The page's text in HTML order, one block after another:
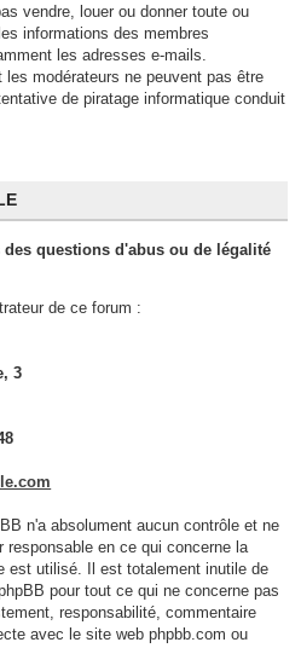
vendre, louer ou donner toute ou
informations des membres
les adresses e-mails.
les modérateurs ne peuvent pas être
de piratage informatique conduit
questions d'abus ou de légalité
de ce forum :
3
n'a absolument aucun contrôle et ne
responsable en ce qui concerne la
est utilisé. Il est totalement inutile de
pour tout ce qui ne concerne pas
responsabilité, commentaire
avec le site web phpbb.com ou